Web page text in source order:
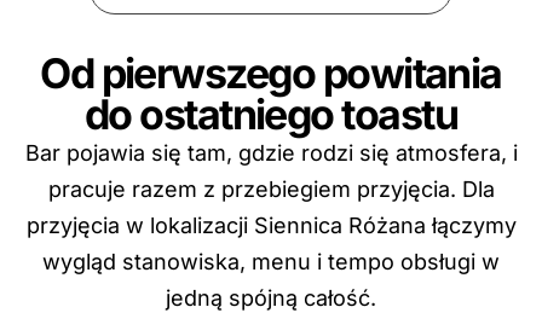
Od pierwszego powitania
do ostatniego toastu
Bar pojawia się tam, gdzie rodzi się atmosfera, i
pracuje razem z przebiegiem przyjęcia. Dla
przyjęcia w lokalizacji Siennica Różana łączymy
wygląd stanowiska, menu i tempo obsługi w
jedną spójną całość.